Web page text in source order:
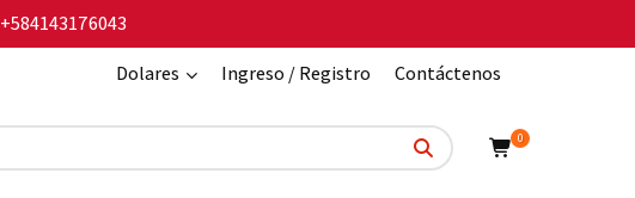
+584143176043
Dolares Ingreso / Registro Contáctenos
0